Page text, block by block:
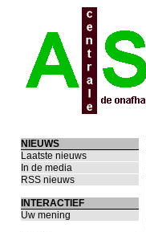
NIEUWS
Laatste nieuws
In de media
RSS nieuws
INTERACTIEF
Uw mening